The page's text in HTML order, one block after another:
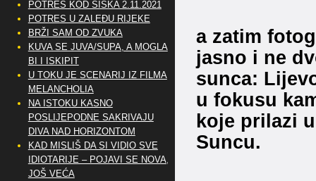
a zatim
jasno i ne
sunca:
u fokusu
koje prilazi
Suncu.
POTRES KOD SISKA 2.11.2021
POTRES U ZALEĐU RIJEKE
BRŽI SAM OD ZVUKA
KUVA SE JUVA/SUPA, A MOGLA
BI I ISKIPIT
U TOKU JE SCENARIJ IZ FILMA
MELANCHOLIA
NA ISTOKU KASNO
POSLIJEPODNE SAKRIVAJU
DIVA NAD HORIZONTOM
KAD MISLIŠ DA SI VIDIO SVE
IDIOTARIJE – POJAVI SE NOVA,..
JOŠ VEĆA